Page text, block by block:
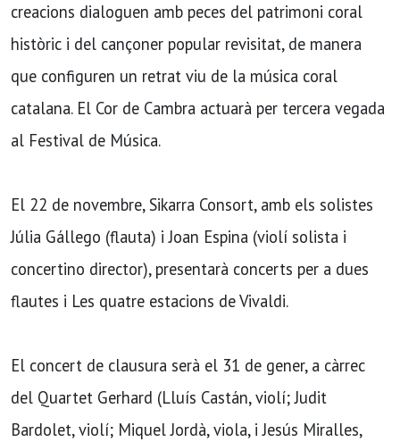
creacions dialoguen amb peces del patrimoni coral
històric i del cançoner popular revisitat, de manera
que configuren un retrat viu de la música coral
catalana. El Cor de Cambra actuarà per tercera vegada
al Festival de Música.
El 22 de novembre, Sikarra Consort, amb els solistes
Júlia Gállego (flauta) i Joan Espina (violí solista i
concertino director), presentarà concerts per a dues
flautes i Les quatre estacions de Vivaldi.
El concert de clausura serà el 31 de gener, a càrrec
del Quartet Gerhard (Lluís Castán, violí; Judit
Bardolet, violí; Miquel Jordà, viola, i Jesús Miralles,